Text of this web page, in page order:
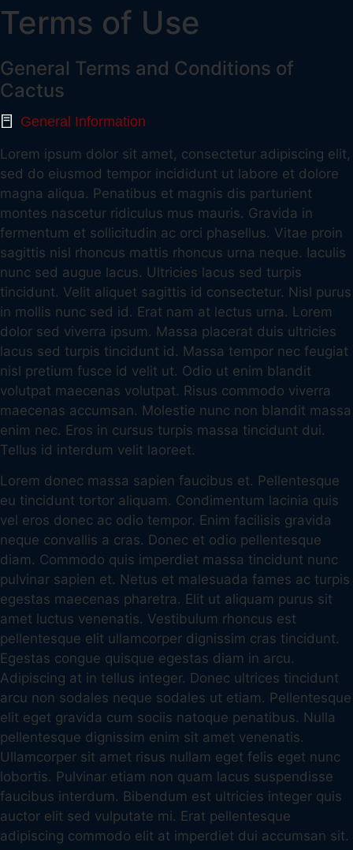
Terms of Use
General Terms and Conditions of
Cactus
General Information
Lorem ipsum dolor sit amet, consectetur adipiscing elit,
sed do eiusmod tempor incididunt ut labore et dolore
magna aliqua. Penatibus et magnis dis parturient
montes nascetur ridiculus mus mauris. Gravida in
fermentum et sollicitudin ac orci phasellus. Vitae proin
sagittis nisl rhoncus mattis rhoncus urna neque. Iaculis
nunc sed augue lacus. Ultricies lacus sed turpis
tincidunt. Velit aliquet sagittis id consectetur. Nisl purus
in mollis nunc sed id. Erat nam at lectus urna. Lorem
dolor sed viverra ipsum. Massa placerat duis ultricies
lacus sed turpis tincidunt id. Massa tempor nec feugiat
nisl pretium fusce id velit ut. Odio ut enim blandit
volutpat maecenas volutpat. Risus commodo viverra
maecenas accumsan. Molestie nunc non blandit massa
enim nec. Eros in cursus turpis massa tincidunt dui.
Tellus id interdum velit laoreet.
Lorem donec massa sapien faucibus et. Pellentesque
eu tincidunt tortor aliquam. Condimentum lacinia quis
vel eros donec ac odio tempor. Enim facilisis gravida
neque convallis a cras. Donec et odio pellentesque
diam. Commodo quis imperdiet massa tincidunt nunc
pulvinar sapien et. Netus et malesuada fames ac turpis
egestas maecenas pharetra. Elit ut aliquam purus sit
amet luctus venenatis. Vestibulum rhoncus est
pellentesque elit ullamcorper dignissim cras tincidunt.
Egestas congue quisque egestas diam in arcu.
Adipiscing at in tellus integer. Donec ultrices tincidunt
arcu non sodales neque sodales ut etiam. Pellentesque
elit eget gravida cum sociis natoque penatibus. Nulla
pellentesque dignissim enim sit amet venenatis.
Ullamcorper sit amet risus nullam eget felis eget nunc
lobortis. Pulvinar etiam non quam lacus suspendisse
faucibus interdum. Bibendum est ultricies integer quis
auctor elit sed vulputate mi. Erat pellentesque
adipiscing commodo elit at imperdiet dui accumsan sit.